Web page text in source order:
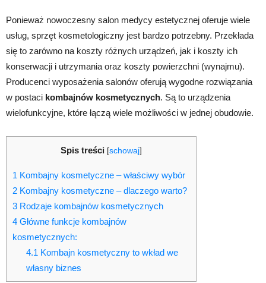
Ponieważ nowoczesny salon medycy estetycznej oferuje wiele
usług, sprzęt kosmetologiczny jest bardzo potrzebny. Przekłada
się to zarówno na koszty różnych urządzeń, jak i koszty ich
konserwacji i utrzymania oraz koszty powierzchni (wynajmu).
Producenci wyposażenia salonów oferują wygodne rozwiązania
w postaci kombajnów kosmetycznych. Są to urządzenia
wielofunkcyjne, które łączą wiele możliwości w jednej obudowie.
Spis treści [schowaj]
1 Kombajny kosmetyczne – właściwy wybór
2 Kombajny kosmetyczne – dlaczego warto?
3 Rodzaje kombajnów kosmetycznych
4 Główne funkcje kombajnów
kosmetycznych:
4.1 Kombajn kosmetyczny to wkład we
własny biznes